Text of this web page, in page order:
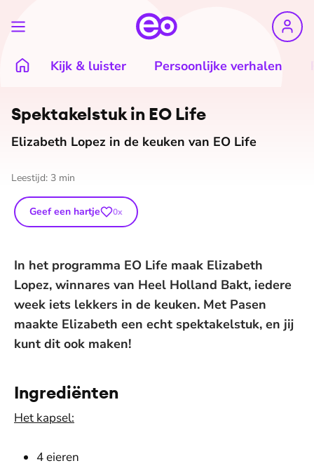
Kijk & luister Persoonlijke verhalen
Spek­ta­kel­stuk in EO Life
Elizabeth Lopez in de keuken van EO Life
Leestijd: 3 min
Geef een hartje 0x
In het programma EO Life maak Elizabeth
Lopez, winnares van Heel Holland Bakt, iedere
week iets lekkers in de keuken. Met Pasen
maakte Elizabeth een echt spektakelstuk, en jij
kunt dit ook maken!
Ingrediënten
Het kapsel:
4 eieren